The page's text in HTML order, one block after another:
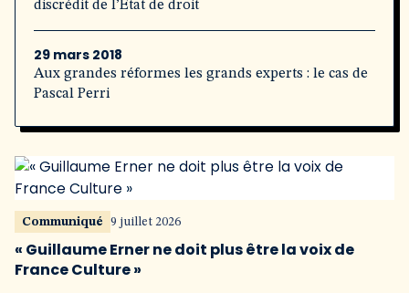
discrédit de l’État de droit
29 mars 2018
Aux grandes réformes les grands experts : le cas de
Pascal Perri
Communiqué 9 juillet 2026
« Guillaume Erner ne doit plus être la voix de
France Culture »